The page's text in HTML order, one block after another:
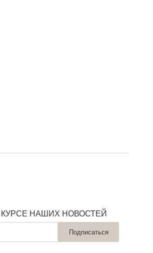
КУРСЕ НАШИХ НОВОСТЕЙ
Подписаться